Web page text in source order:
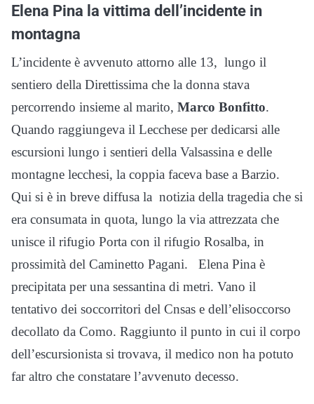
Elena Pina la vittima dell’incidente in
montagna
L’incidente è avvenuto attorno alle 13, lungo il
sentiero della Direttissima che la donna stava
percorrendo insieme al marito, Marco Bonfitto.
Quando raggiungeva il Lecchese per dedicarsi alle
escursioni lungo i sentieri della Valsassina e delle
montagne lecchesi, la coppia faceva base a Barzio.
Qui si è in breve diffusa la notizia della tragedia che si
era consumata in quota, lungo la via attrezzata che
unisce il rifugio Porta con il rifugio Rosalba, in
prossimità del Caminetto Pagani. Elena Pina è
precipitata per una sessantina di metri. Vano il
tentativo dei soccorritori del Cnsas e dell’elisoccorso
decollato da Como. Raggiunto il punto in cui il corpo
dell’escursionista si trovava, il medico non ha potuto
far altro che constatare l’avvenuto decesso.